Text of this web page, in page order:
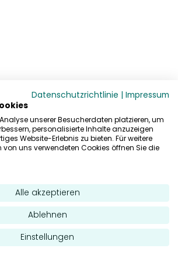
Datenschutzrichtlinie | Impressum
unserer Besucherdaten platzieren, um
personalisierte Inhalte anzuzeigen
Website-Erlebnis zu bieten. Für weitere
uns verwendeten Cookies öffnen Sie die
Alle akzeptieren
Ablehnen
Einstellungen